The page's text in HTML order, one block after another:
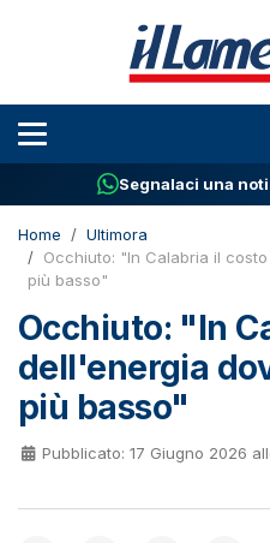
Segnalaci una
Home
Ultimora
Occhiuto: "In Calabria il
più basso"
Occhiuto: "In
dell'energia
più basso"
Pubblicato: 17 Giugno 2026